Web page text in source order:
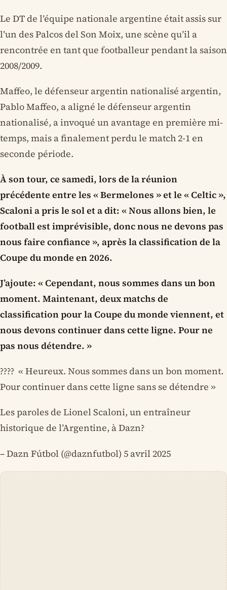
Le DT de l’équipe nationale argentine était assis sur
l’un des Palcos del Son Moix, une scène qu’il a
rencontrée en tant que footballeur pendant la saison
2008/2009.
Maffeo, le défenseur argentin nationalisé argentin,
Pablo Maffeo, a aligné le défenseur argentin
nationalisé, a invoqué un avantage en première mi-
temps, mais a finalement perdu le match 2-1 en
seconde période.
À son tour, ce samedi, lors de la réunion
précédente entre les « Bermelones » et le « Celtic »,
Scaloni a pris le sol et a dit: « Nous allons bien, le
football est imprévisible, donc nous ne devons pas
nous faire confiance », après la classification de la
Coupe du monde en 2026.
J’ajoute: « Cependant, nous sommes dans un bon
moment. Maintenant, deux matchs de
classification pour la Coupe du monde viennent, et
nous devons continuer dans cette ligne. Pour ne
pas nous détendre. »
???? ️ « Heureux. Nous sommes dans un bon moment.
Pour continuer dans cette ligne sans se détendre »
Les paroles de Lionel Scaloni, un entraîneur
historique de l’Argentine, à Dazn?
– Dazn Fútbol (@daznfutbol) 5 avril 2025